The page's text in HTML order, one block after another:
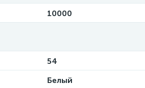
10000
54
Белый